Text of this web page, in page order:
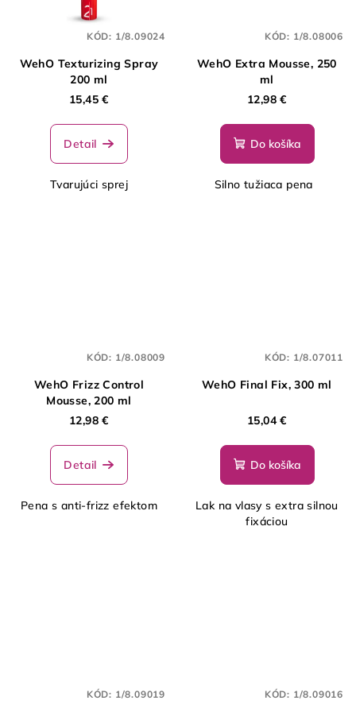
WehO Texturizing Spray
200 ml
15,45 €
Detail
Tvarujúci sprej
KÓD: 1/8.09024
WehO Extra Mousse, 250
ml
12,98 €
Do košíka
Silno tužiaca pena
KÓD: 1/8.08006
WehO Frizz Control
Mousse, 200 ml
12,98 €
Detail
Pena s anti-frizz efektom
KÓD: 1/8.08009
WehO Final Fix, 300 ml
15,04 €
Do košíka
Lak na vlasy s extra silnou
fixáciou
KÓD: 1/8.07011
KÓD: 1/8.09019 KÓD: 1/8.09016